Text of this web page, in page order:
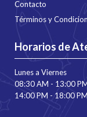
Contacto
Términos y
Horarios de
Lunes a Viernes
08:30 AM - 13:00
14:00 PM - 18:00 PM